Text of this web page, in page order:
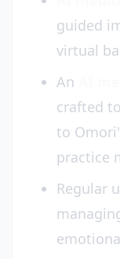
guided
virtual
An
crafted
to
practice
Regular